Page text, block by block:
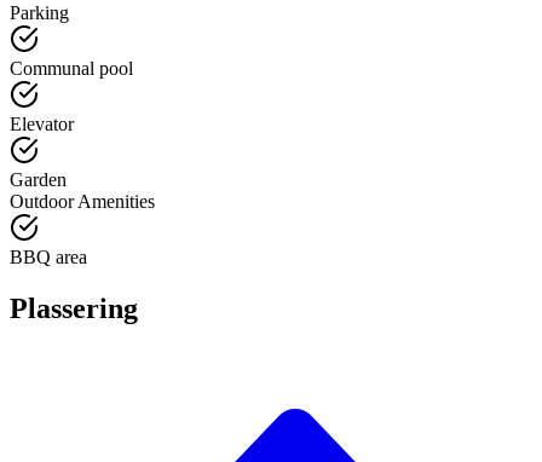
Parking
Communal pool
Elevator
Garden
Outdoor Amenities
BBQ area
Plassering